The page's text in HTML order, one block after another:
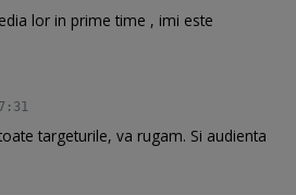
lor in prime time , imi este
targeturile, va rugam. Si audienta